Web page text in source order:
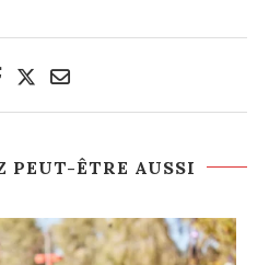
PEUT-ÊTRE AUSSI